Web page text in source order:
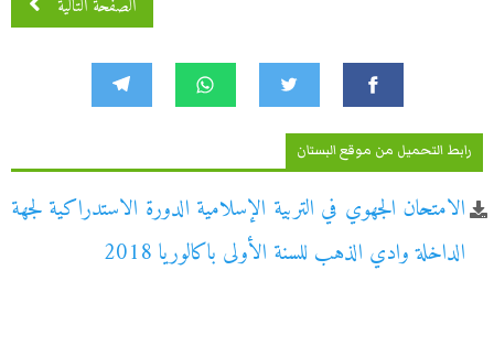
رابط التحميل من موقع البستان
الامتحان الجهوي في التربية الإسلامية الدورة الاستدراكية لجهة
الداخلة وادي الذهب للسنة الأولى باكالوريا 2018